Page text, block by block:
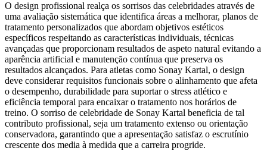
O design profissional realça os sorrisos das celebridades através de
uma avaliação sistemática que identifica áreas a melhorar, planos de
tratamento personalizados que abordam objetivos estéticos
específicos respeitando as características individuais, técnicas
avançadas que proporcionam resultados de aspeto natural evitando a
aparência artificial e manutenção contínua que preserva os
resultados alcançados. Para atletas como Sonay Kartal, o design
deve considerar requisitos funcionais sobre o alinhamento que afeta
o desempenho, durabilidade para suportar o stress atlético e
eficiência temporal para encaixar o tratamento nos horários de
treino. O sorriso de celebridade de Sonay Kartal beneficia de tal
contributo profissional, seja um tratamento extenso ou orientação
conservadora, garantindo que a apresentação satisfaz o escrutínio
crescente dos media à medida que a carreira progride.